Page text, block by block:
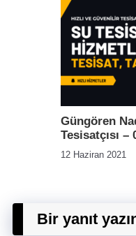
Güngören
Tesisatçısı –
12 Haziran 2021
Bir yanıt